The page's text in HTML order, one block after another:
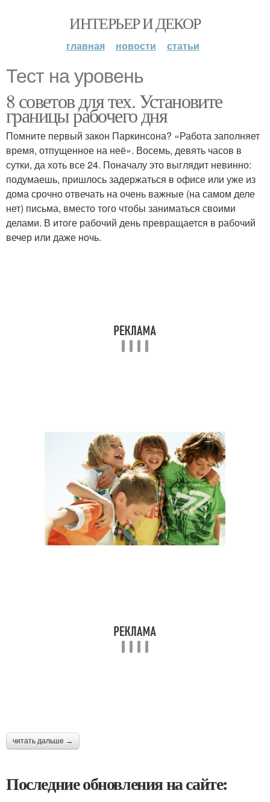
ИНТЕРЬЕР И ДЕКОР
главная новости статьи
Тест на уровень
8 советов для тех. Установите
границы рабочего дня
Помните первый закон Паркинсона? «Работа заполняет
время, отпущенное на неё». Восемь, девять часов в
сутки, да хоть все 24. Поначалу это выглядит невинно:
подумаешь, пришлось задержаться в офисе или уже из
дома срочно отвечать на очень важные (на самом деле
нет) письма, вместо того чтобы заниматься своими
делами. В итоге рабочий день превращается в рабочий
вечер или даже ночь.
читать дальше →
Последние обновления на сайте: